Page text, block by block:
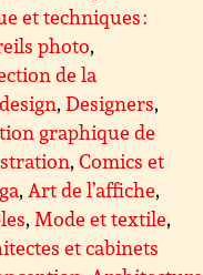
et techniques :
photo,
de la
,Designers,
graphique de
,Comics et
,Art de l’affiche,
,Mode et textile,
et cabinets